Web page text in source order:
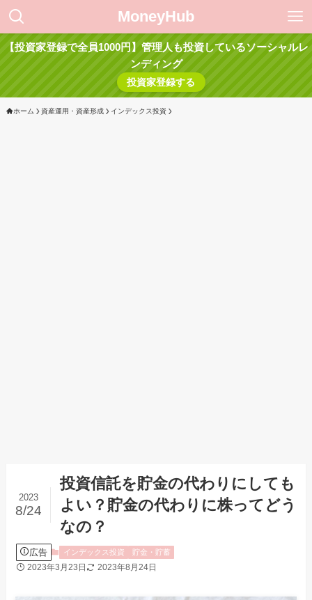
MoneyHub
【投資家登録で全員1000円】管理人も投資しているソーシャルレ
ンディング
投資家登録する
ホーム 資産運用・資産形成 インデックス投資
投資信託を貯金の代わりにしても
よい？貯金の代わりに株ってどう
なの？
2023
8/24
広告 インデックス投資 貯金・貯蓄
2023年3月23日 2023年8月24日